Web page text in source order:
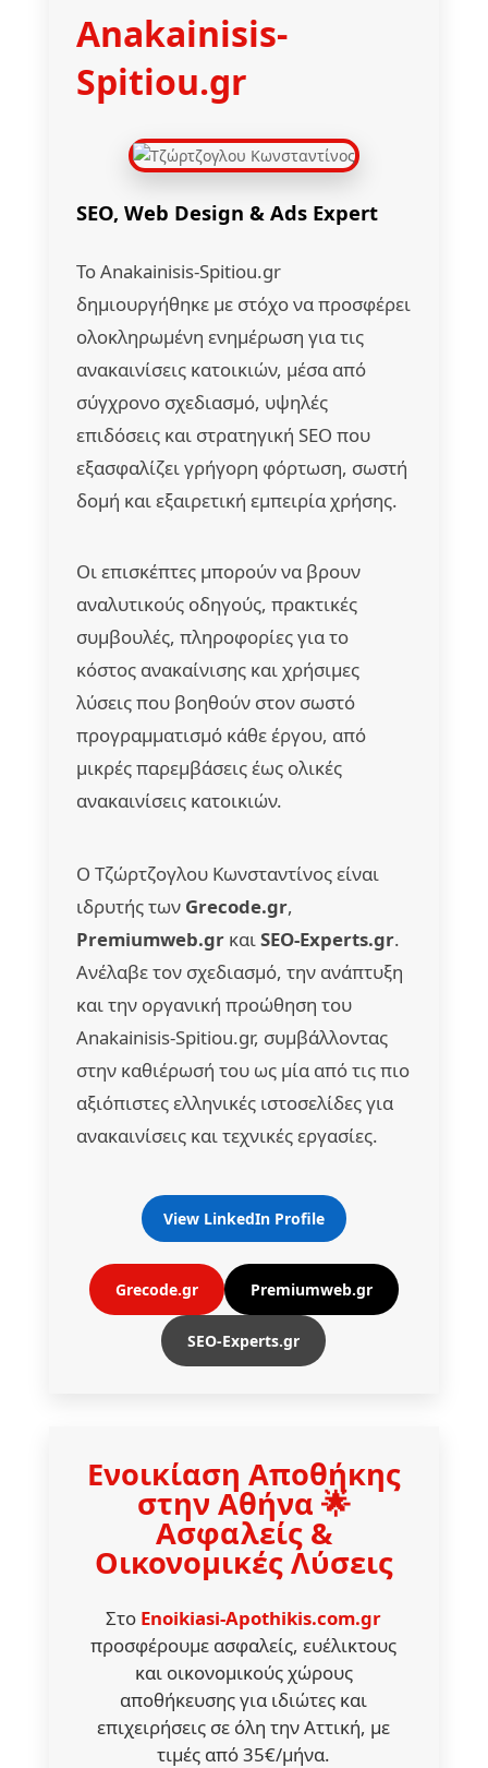
Anakainisis-
Spitiou.gr
SEO, Web Design & Ads Expert
Το Anakainisis-Spitiou.gr
δημιουργήθηκε με στόχο να προσφέρει
ολοκληρωμένη ενημέρωση για τις
ανακαινίσεις κατοικιών, μέσα από
σύγχρονο σχεδιασμό, υψηλές
επιδόσεις και στρατηγική SEO που
εξασφαλίζει γρήγορη φόρτωση, σωστή
δομή και εξαιρετική εμπειρία χρήσης.
Οι επισκέπτες μπορούν να βρουν
αναλυτικούς οδηγούς, πρακτικές
συμβουλές, πληροφορίες για το
κόστος ανακαίνισης και χρήσιμες
λύσεις που βοηθούν στον σωστό
προγραμματισμό κάθε έργου, από
μικρές παρεμβάσεις έως ολικές
ανακαινίσεις κατοικιών.
Ο Τζώρτζογλου Κωνσταντίνος είναι
ιδρυτής των Grecode.gr,
Premiumweb.grκαιSEO-Experts.gr.
Ανέλαβε τον σχεδιασμό, την ανάπτυξη
και την οργανική προώθηση του
Anakainisis-Spitiou.gr, συμβάλλοντας
στην καθιέρωσή του ως μία από τις πιο
αξιόπιστες ελληνικές ιστοσελίδες για
ανακαινίσεις και τεχνικές εργασίες.
View LinkedIn Profile
Grecode.gr Premiumweb.gr
SEO-Experts.gr
Ενοικίαση Αποθήκης
στην Αθήνα 🌟
Ασφαλείς &
Οικονομικές Λύσεις
Στο Enoikiasi-Apothikis.com.gr
προσφέρουμε ασφαλείς, ευέλικτους
και οικονομικούς χώρους
αποθήκευσης για ιδιώτες και
επιχειρήσεις σε όλη την Αττική, με
τιμές από 35€/μήνα.